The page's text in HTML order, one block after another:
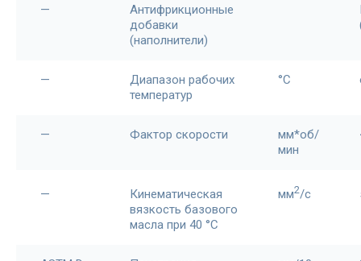
—
Антифрикционные
добавки
(наполнители)
—
Диапазон рабочих
температур
°С
— Фактор скорости
мм*об/
мин
—
Кинематическая
вязкость базового
масла при 40 °С
мм2/c